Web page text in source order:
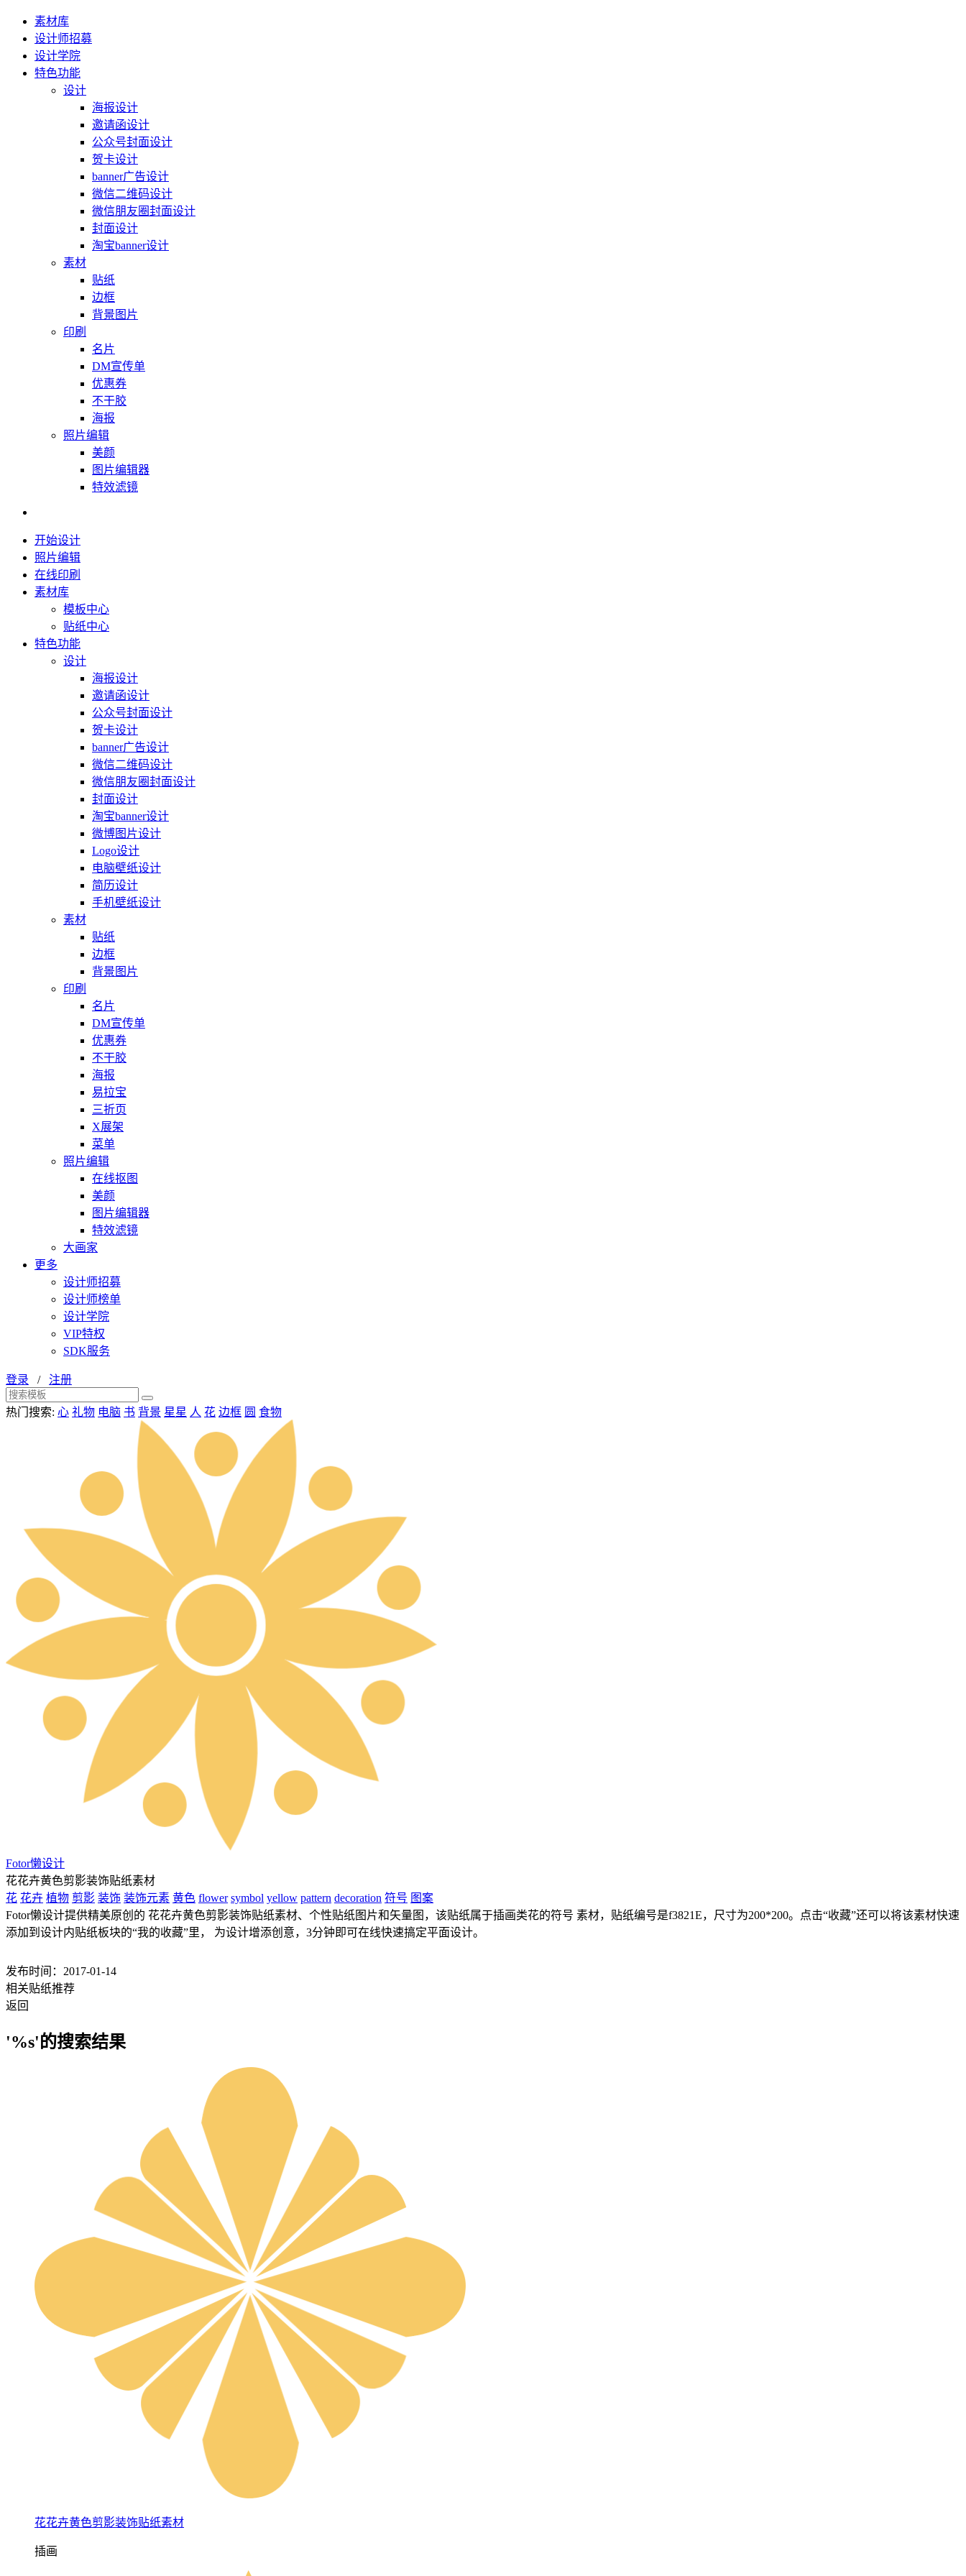
素材库
设计师招募
设计学院
特色功能
设计
海报设计
邀请函设计
公众号封面设计
贺卡设计
banner广告设计
微信二维码设计
微信朋友圈封面设计
封面设计
淘宝banner设计
素材
贴纸
边框
背景图片
印刷
名片
DM宣传单
优惠券
不干胶
海报
照片编辑
美颜
图片编辑器
特效滤镜
开始设计
照片编辑
在线印刷
素材库
模板中心
贴纸中心
特色功能
设计
海报设计
邀请函设计
公众号封面设计
贺卡设计
banner广告设计
微信二维码设计
微信朋友圈封面设计
封面设计
淘宝banner设计
微博图片设计
Logo设计
电脑壁纸设计
简历设计
手机壁纸设计
素材
贴纸
边框
背景图片
印刷
名片
DM宣传单
优惠券
不干胶
海报
易拉宝
三折页
X展架
菜单
照片编辑
在线抠图
美颜
图片编辑器
特效滤镜
大画家
更多
设计师招募
设计师榜单
设计学院
VIP特权
SDK服务
登录 / 注册
热门搜索: 心 礼物 电脑 书 背景 星星 人 花 边框 圆 食物
Fotor懒设计
花花卉黄色剪影装饰贴纸素材
花 花卉 植物 剪影 装饰 装饰元素 黄色 flower symbol yellow pattern decoration 符号 图案
Fotor懒设计提供精美原创的 花花卉黄色剪影装饰贴纸素材、个性贴纸图片和矢量图，该贴纸属于插画类花的符号 素材，贴纸编号是f3821E，尺寸为200*200。点击“收藏”还可以将该素材快速
添加到设计内贴纸板块的“我的收藏”里， 为设计增添创意，3分钟即可在线快速搞定平面设计。
发布时间：2017-01-14
相关贴纸推荐
返回
'%s'的搜索结果
花花卉黄色剪影装饰贴纸素材
插画